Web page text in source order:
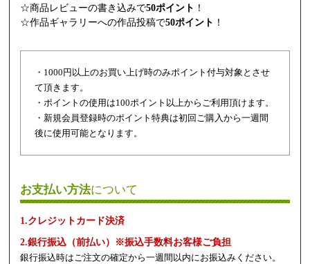
☆商品レビューの書き込みで50ポイント ！
☆作品ギャラリーへの作品投稿で50ポイント ！
・1000円以上のお買い上げ時のみポイント付与対象とさせ
て頂きます。
・ポイントの使用は100ポイント以上からご利用頂けます。
・新規会員登録時のポイント特典は初回ご購入から一週間
後に使用可能となります。
お支払い方法について
1.クレジットカード決済
2.銀行振込（前払い）※振込手数料お客様ご負担
銀行振込時はご注文の確定から一週間以内にお振込みください。